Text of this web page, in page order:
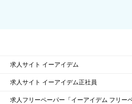
求人サイト イーアイデム
求人サイト イーアイデム正社員
求人フリーペーパー「イーアイデム フリー